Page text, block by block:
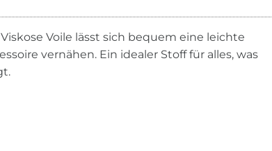
Voile lässt sich bequem eine leichte
vernähen. Ein idealer Stoff für alles, was